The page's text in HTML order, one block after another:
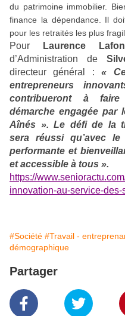
du patrimoine immobilier.
finance la dépendance. Il
pour les retraités les plus
Pour Laurence
d’Administration de
directeur général :«
entrepreneurs
contribueront à
démarche engagée par
Aînés ». Le défi de la
sera réussi qu’avec le
performante et
et accessible à tous ».
https://
innovation-au-service-des-
#Société #Travail -
démographique
Partager